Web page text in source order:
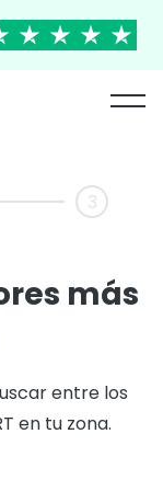
3
más
entre los
en tu zona.